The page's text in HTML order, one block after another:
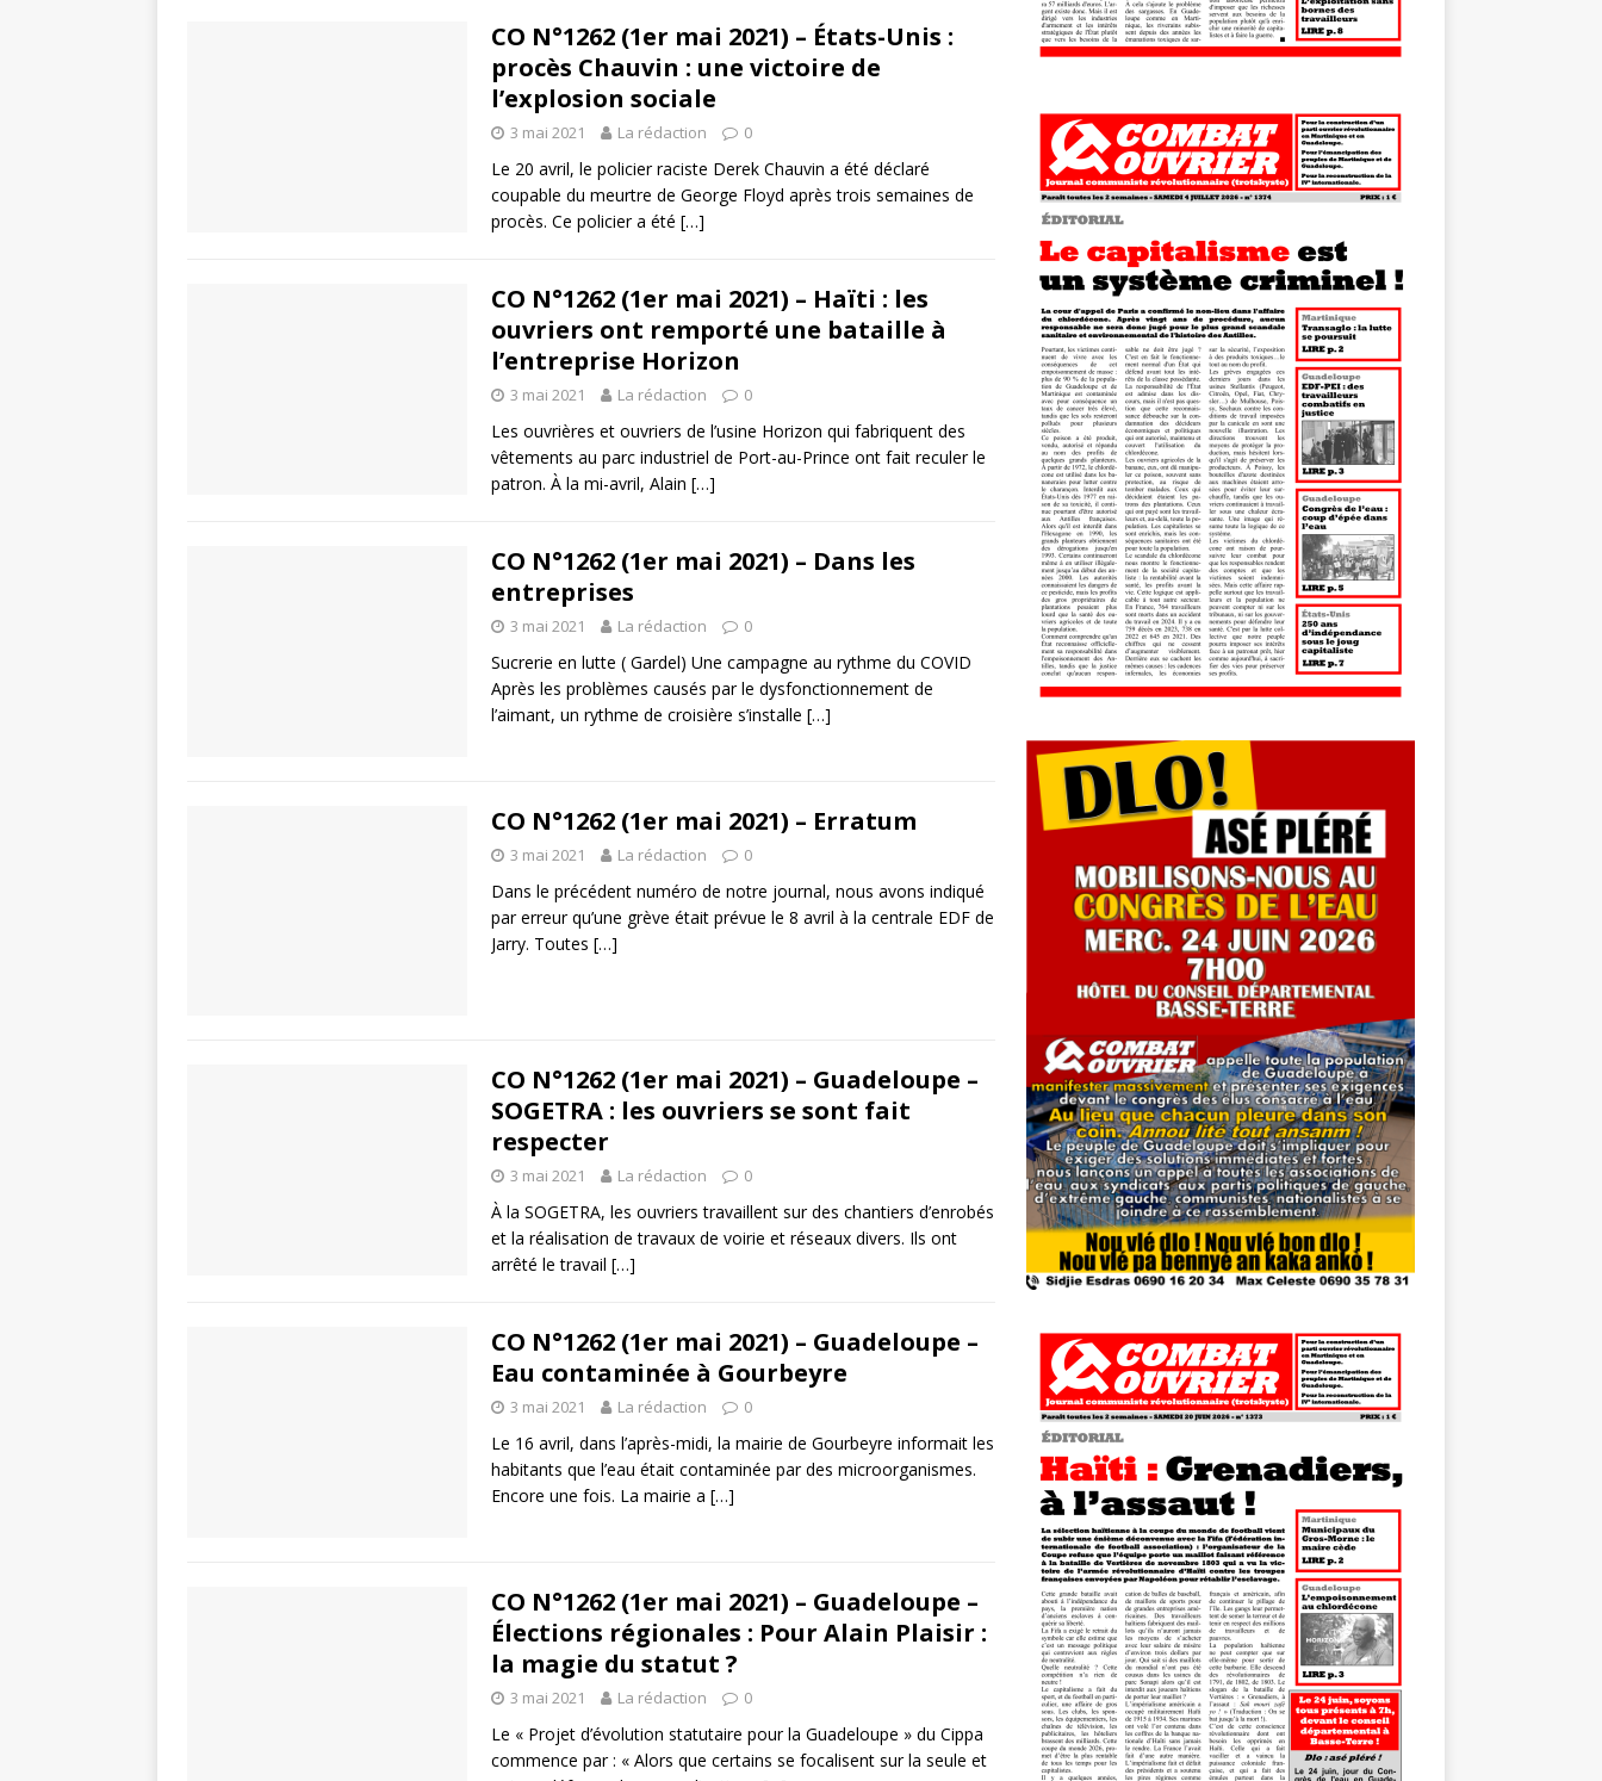
CO N°1262 (1er mai 2021) – États-Unis :
procès Chauvin : une victoire de
l’explosion sociale
3 mai 2021 La rédaction 0
Le 20 avril, le policier raciste Derek Chauvin a été déclaré
coupable du meurtre de George Floyd après trois semaines de
procès. Ce policier a été […]
CO N°1262 (1er mai 2021) – Haïti : les
ouvriers ont remporté une bataille à
l’entreprise Horizon
3 mai 2021 La rédaction 0
Les ouvrières et ouvriers de l’usine Horizon qui fabriquent des
vêtements au parc industriel de Port-au-Prince ont fait reculer le
patron. À la mi-avril, Alain […]
CO N°1262 (1er mai 2021) – Dans les
entreprises
3 mai 2021 La rédaction 0
Sucrerie en lutte ( Gardel) Une campagne au rythme du COVID
Après les problèmes causés par le dysfonctionnement de
l’aimant, un rythme de croisière s’installe […]
CO N°1262 (1er mai 2021) – Erratum
3 mai 2021 La rédaction 0
Dans le précédent numéro de notre journal, nous avons indiqué
par erreur qu’une grève était prévue le 8 avril à la centrale EDF de
Jarry. Toutes […]
CO N°1262 (1er mai 2021) – Guadeloupe –
SOGETRA : les ouvriers se sont fait
respecter
3 mai 2021 La rédaction 0
À la SOGETRA, les ouvriers travaillent sur des chantiers d’enrobés
et la réalisation de travaux de voirie et réseaux divers. Ils ont
arrêté le travail […]
CO N°1262 (1er mai 2021) – Guadeloupe –
Eau contaminée à Gourbeyre
3 mai 2021 La rédaction 0
Le 16 avril, dans l’après-midi, la mairie de Gourbeyre informait les
habitants que l’eau était contaminée par des microorganismes.
Encore une fois. La mairie a […]
CO N°1262 (1er mai 2021) – Guadeloupe –
Élections régionales : Pour Alain Plaisir :
la magie du statut ?
3 mai 2021 La rédaction 0
Le « Projet d’évolution statutaire pour la Guadeloupe » du Cippa
commence par : « Alors que certains se focalisent sur la seule et